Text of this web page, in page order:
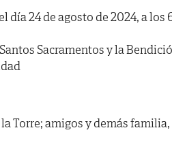
día 24 de agosto de 2024, a los
Sacramentos y la
Torre; amigos y demás familia,